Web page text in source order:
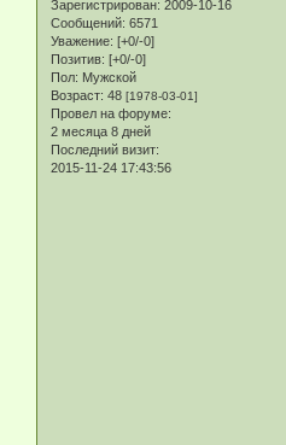
Зарегистрирован: 2009-10-16
Сообщений: 6571
Уважение: [+0/-0]
Позитив: [+0/-0]
Пол: Мужской
Возраст: 48 [1978-03-01]
Провел на форуме:
2 месяца 8 дней
Последний визит:
2015-11-24 17:43:56